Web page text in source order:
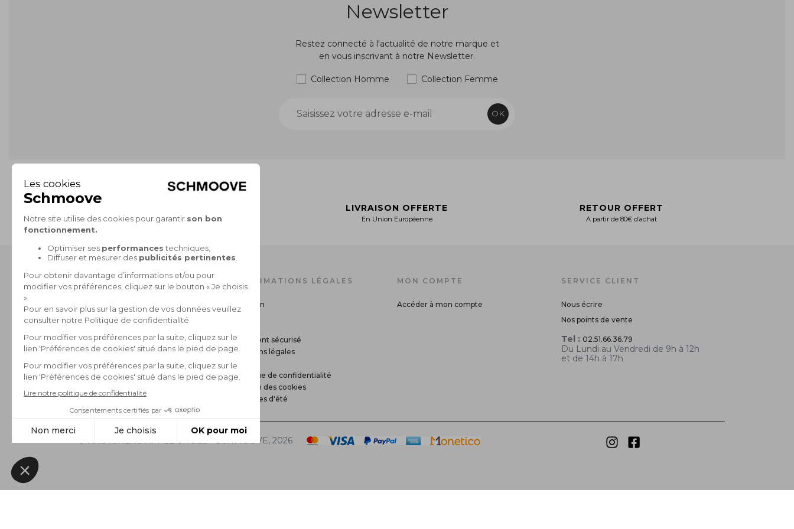
Newsletter
Restez connecté à l'actualité de notre marque et
en vous inscrivant à notre Newsletter.
Collection Homme Collection Femme
OK
CB, 3X sans frais, Paypal
LIVRAISON OFFERTE
En Union Européenne
RETOUR OFFERT
A partir de 80€ d’achat
NOTRE CATALOGUE
Collection Homme
Collection Femme
La marque
INFORMATIONS LÉGALES
Livraison
Paiement sécurisé
Mentions légales
FAQ
Politique de confidentialité
Gestion des cookies
*Archives d'été
MON COMPTE
Accéder à mon compte
SERVICE CLIENT
Nous écrire
Nos points de vente
Tel : 02.51.66.36.79
Du Lundi au Vendredi de 9h à 12h
et de 14h à 17h
© RAUTUREAU APPLE SHOES - SCHMOOVE, 2026